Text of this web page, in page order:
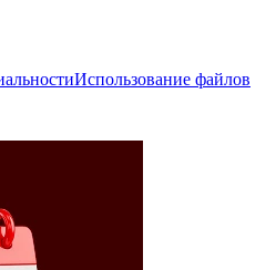
Использование файлов